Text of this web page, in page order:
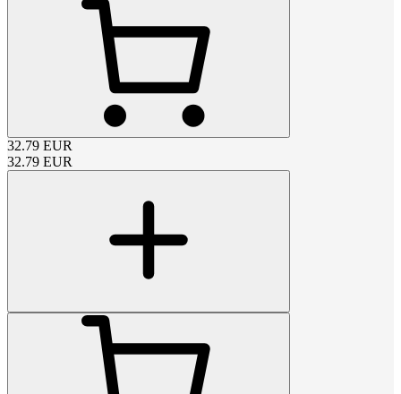
32.79 EUR
32.79 EUR